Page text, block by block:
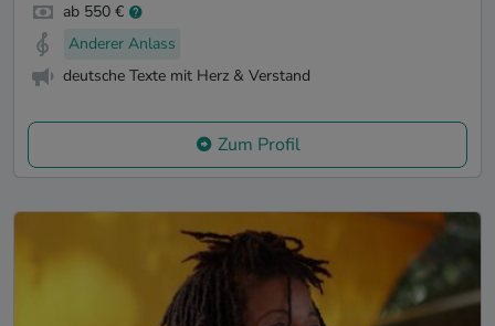
ab 550 €
Anderer Anlass
deutsche Texte mit Herz & Verstand
Zum Profil